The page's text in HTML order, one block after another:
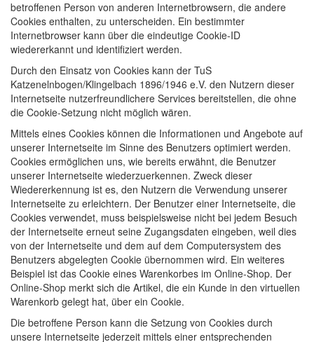
betroffenen Person von anderen Internetbrowsern, die andere
Cookies enthalten, zu unterscheiden. Ein bestimmter
Internetbrowser kann über die eindeutige Cookie-ID
wiedererkannt und identifiziert werden.
Durch den Einsatz von Cookies kann der TuS
Katzenelnbogen/Klingelbach 1896/1946 e.V. den Nutzern dieser
Internetseite nutzerfreundlichere Services bereitstellen, die ohne
die Cookie-Setzung nicht möglich wären.
Mittels eines Cookies können die Informationen und Angebote auf
unserer Internetseite im Sinne des Benutzers optimiert werden.
Cookies ermöglichen uns, wie bereits erwähnt, die Benutzer
unserer Internetseite wiederzuerkennen. Zweck dieser
Wiedererkennung ist es, den Nutzern die Verwendung unserer
Internetseite zu erleichtern. Der Benutzer einer Internetseite, die
Cookies verwendet, muss beispielsweise nicht bei jedem Besuch
der Internetseite erneut seine Zugangsdaten eingeben, weil dies
von der Internetseite und dem auf dem Computersystem des
Benutzers abgelegten Cookie übernommen wird. Ein weiteres
Beispiel ist das Cookie eines Warenkorbes im Online-Shop. Der
Online-Shop merkt sich die Artikel, die ein Kunde in den virtuellen
Warenkorb gelegt hat, über ein Cookie.
Die betroffene Person kann die Setzung von Cookies durch
unsere Internetseite jederzeit mittels einer entsprechenden